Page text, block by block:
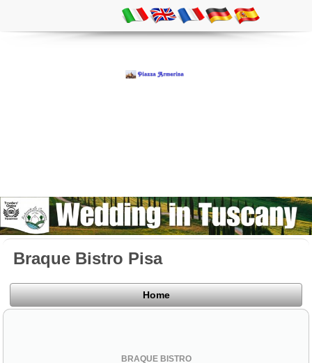
Braque Bistro Pisa
Home
BRAQUE BISTRO